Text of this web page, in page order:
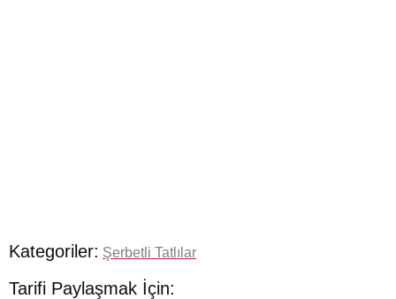
Kategoriler: Şerbetli Tatlılar
Tarifi Paylaşmak İçin: